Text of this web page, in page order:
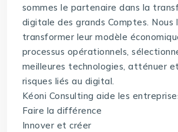
sommes le partenaire dans la
digitale des grands Comptes. Nous
transformer leur modèle
processus opérationnels,
meilleures technologies, atténuer
risques liés au digital.
Kéoni Consulting aide les
Faire la différence
Innover et créer